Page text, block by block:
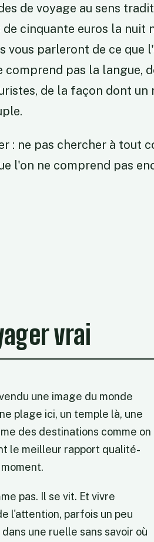
de voyage au sens
cinquante euros la nuit
vous parleront de ce que
pas la langue,
de la façon dont un
: ne pas chercher à tout
l'on ne comprend pas
vrai
une image du monde
plage ici, un temple là, une
des destinations comme on
le meilleur rapport qualité-
pas. Il se vit. Et vivre
l'attention, parfois un peu
une ruelle sans savoir où